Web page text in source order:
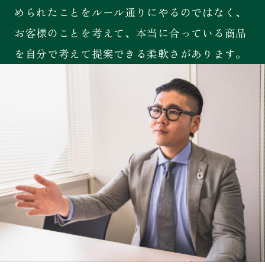
められたことをルール通りにやるのではなく、
お客様のことを考えて、本当に合っている商品
を自分で考えて提案できる柔軟さがあります。